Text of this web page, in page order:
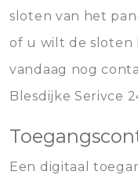
sloten van het
of u wilt de sloten
vandaag nog
Blesdijke Serivce
Een digitaal